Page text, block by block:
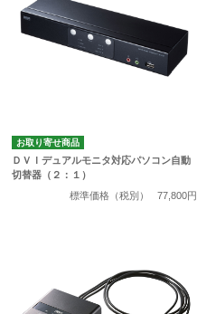
お取り寄せ商品
ＤＶＩデュアルモニタ対応パソコン自動
切替器（２：１）
標準価格（税別）
77,800円